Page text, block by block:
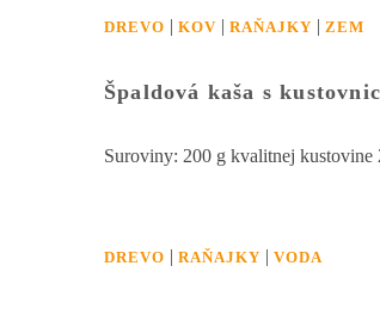
DREVO | KOV | RAŇAJKY | ZEM
Špaldová kaša s
Suroviny: 200 g kvalitnej
DREVO | RAŇAJKY | VODA